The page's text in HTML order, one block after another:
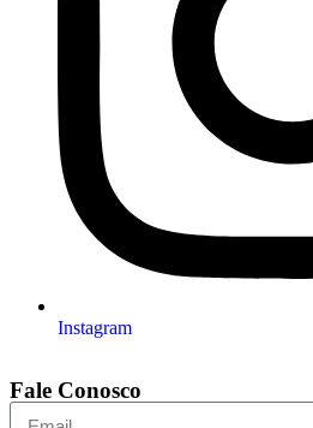
Instagram
Fale Conosco